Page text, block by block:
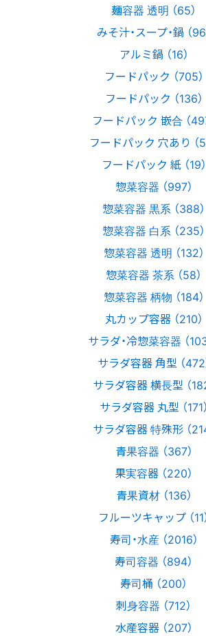
麺容器 透明 （65）
みそ汁・スープ・鍋 （96
アルミ鍋 （16）
フードパック （705）
フードパック （136）
フードパック 嵌合 （
フードパック 穴あり （
フードパック 紙 （19）
惣菜容器 （997）
惣菜容器 黒系 （388）
惣菜容器 白系 （235）
惣菜容器 透明 （132）
惣菜容器 茶系 （58）
惣菜容器 柄物 （184）
丸カップ容器 （210）
サラダ・冷惣菜容器 （
サラダ容器 角型 （472
サラダ容器 横長型 （
サラダ容器 丸型 （171）
サラダ容器 特殊形 （
青果容器 （367）
果実容器 （220）
青果資材 （136）
フルーツキャップ （11
寿司・水産 （2016）
寿司容器 （894）
寿司桶 （200）
刺身容器 （712）
水産容器 （207）